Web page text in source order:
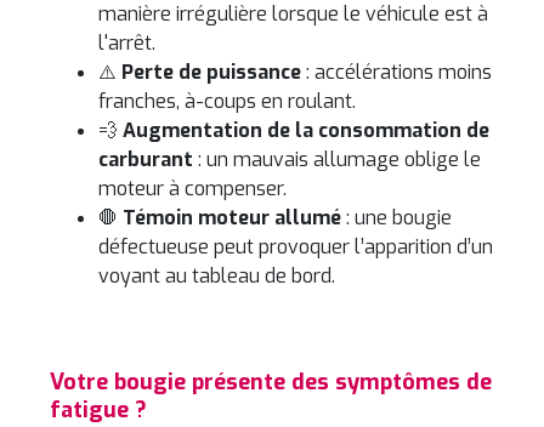
manière irrégulière lorsque le véhicule est à
l'arrêt.
⚠️ Perte de puissance: accélérations moins
franches, à-coups en roulant.
💨 Augmentation de la consommation de
carburant : un mauvais allumage oblige le
moteur à compenser.
🛑 Témoin moteur allumé: une bougie
défectueuse peut provoquer l’apparition d’un
voyant au tableau de bord.
Votre bougie présente des symptômes de
fatigue ?